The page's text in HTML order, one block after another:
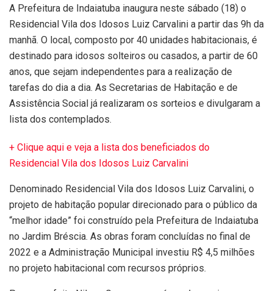
A Prefeitura de Indaiatuba inaugura neste sábado (18) o
Residencial Vila dos Idosos Luiz Carvalini a partir das 9h da
manhã. O local, composto por 40 unidades habitacionais, é
destinado para idosos solteiros ou casados, a partir de 60
anos, que sejam independentes para a realização de
tarefas do dia a dia. As Secretarias de Habitação e de
Assistência Social já realizaram os sorteios e divulgaram a
lista dos contemplados.
+ Clique aqui e veja a lista dos beneficiados do
Residencial Vila dos Idosos Luiz Carvalini
Denominado Residencial Vila dos Idosos Luiz Carvalini, o
projeto de habitação popular direcionado para o público da
“melhor idade” foi construído pela Prefeitura de Indaiatuba
no Jardim Bréscia. As obras foram concluídas no final de
2022 e a Administração Municipal investiu R$ 4,5 milhões
no projeto habitacional com recursos próprios.